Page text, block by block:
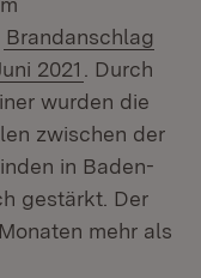
Brandanschlag
2021
. Durch
wurden die
zwischen der
in Baden-
gestärkt. Der
mehr als